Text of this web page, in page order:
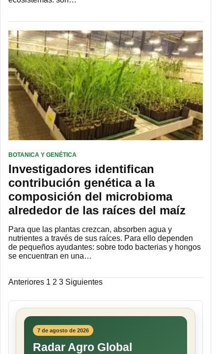
BOTANICA Y GENÉTICA
Investigadores identifican
contribución genética a la
composición del microbioma
alrededor de las raíces del maíz
Para que las plantas crezcan, absorben agua y
nutrientes a través de sus raíces. Para ello dependen
de pequeños ayudantes: sobre todo bacterias y hongos
se encuentran en una…
Paginación
de
entradas
Anteriores 1 2 3 Siguientes
7 de agosto de 2026
Radar Agro Global